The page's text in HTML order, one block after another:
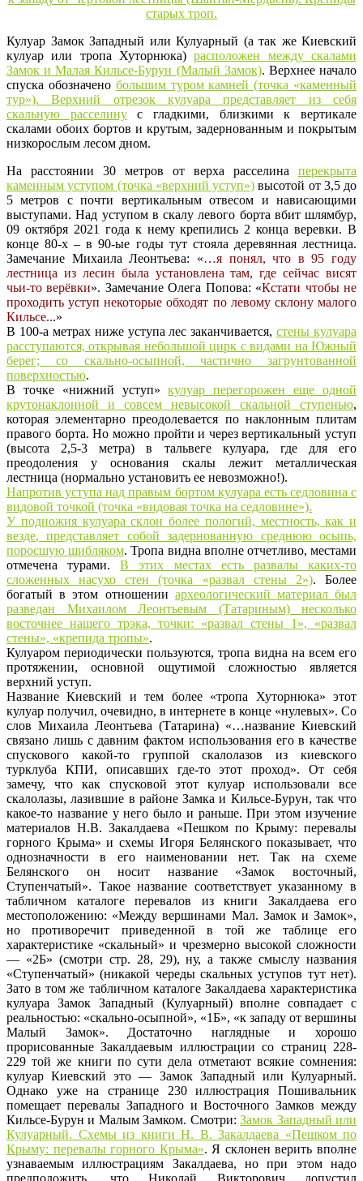
Кулуар Замок Западный или Кулуарный (а так же Киевский
кулуар или тропа Хуторнюка)расположен между скалами
Замок и Малая Кильсе-Бурун (Малый Замок). Верхнее начало
спуска обозначено большим туром камней (точка «каменный
тур»). Верхний отрезок кулуара представляет из себя
скальную расселинус гладкими, близкими к вертикале
скалами обоих бортов и крутым, задернованным и покрытым
низкорослым лесом дном.
На расстоянии 30 метров от верха расселина перекрыта
каменным уступом (точка «верхний уступ») высотой от 3,5 до
5 метров с почти вертикальным отвесом и нависающими
выступами. Над уступом в скалу левого борта вбит шлямбур,
09 октября 2021 года к нему крепились 2 конца веревки. В
конце 80-х – в 90-ые годы тут стояла деревянная лестница.
Замечание Михаила Леонтьева: «…я понял, что в 95 году
лестница из лесин была установлена там, где сейчас висят
чьи-то верёвки». Замечание Олега Попова: «Кстати чтобы не
проходить уступ некоторые обходят по левому склону малого
Кильсе...»
В 100-а метрах ниже уступа лес заканчивается,стены кулуара
расступаются, открывая небольшой цирк с видами на Южный
берег; со скально-осыпной, частично загрунтованной
поверхностью.
В точке «нижний уступ»кулуар перегорожен еще одной
крутонаклонной и совсем невысокой скальной ступенью,
которая элементарно преодолевается по наклонным плитам
правого борта. Но можно пройти и через вертикальный уступ
(высота 2,5-3 метра) в тальвеге кулуара, где для его
преодоления у основания скалы лежит металлическая
лестница (нормально установить ее невозможно!).
Напротив уступа над правым бортом кулуара есть седловина с
видовой точкой (точка «видовая точка на седловине»).
У подножия кулуара склон более пологий, местность, как и
везде, представляет собой задернованную среднюю осыпь,
поросшую шибляком. Тропа видна вполне отчетливо, местами
отмечена турами.В этих местах есть развалы каких-то
сложенных насухо стен (точка «развал стены 2»). Более
богатый в этом отношении археологический материал был
разведан Михаилом Леонтьевым (Татариным) несколько
восточнее нашего трэка, точки: «развал стены 1», «развал
стены», «крепида тропы».
Кулуаром периодически пользуются, тропа видна на всем его
протяжении, основной ощутимой сложностью является
верхний уступ.
Название Киевский и тем более «тропа Хуторнюка» этот
кулуар получил, очевидно, в интернете в конце «нулевых». Со
слов Михаила Леонтьева (Татарина) «…название Киевский
связано лишь с давним фактом использования его в качестве
спускового какой-то группой скалолазов из киевского
турклуба КПИ, описавших где-то этот проход». От себя
замечу, что как спусковой этот кулуар использовали все
скалолазы, лазившие в районе Замка и Кильсе-Бурун, так что
какое-то название у него было и раньше. При этом изучение
материалов Н.В. Закалдаева «Пешком по Крыму: перевалы
горного Крыма» и схемы Игоря Белянского показывает, что
однозначности в его наименовании нет. Так на схеме
Белянского он носит название «Замок восточный,
Ступенчатый». Такое название соответствует указанному в
табличном каталоге перевалов из книги Закалдаева его
местоположению: «Между вершинами Мал. Замок и Замок»,
но противоречит приведенной в той же таблице его
характеристике «скальный» и чрезмерно высокой сложности
— «2Б» (смотри стр. 28, 29), ну, а также смыслу названия
«Ступенчатый» (никакой череды скальных уступов тут нет).
Зато в том же табличном каталоге Закалдаева характеристика
кулуара Замок Западный (Кулуарный) вполне совпадает с
реальностью: «скально-осыпной», «1Б», «к западу от вершины
Малый Замок». Достаточно наглядные и хорошо
прорисованные Закалдаевым иллюстрации со страниц 228-
229 той же книги по сути дела отметают всякие сомнения:
кулуар Киевский это — Замок Западный или Кулуарный.
Однако уже на странице 230 иллюстрация Пошивальник
помещает перевалы Западного и Восточного Замков между
Кильсе-Бурун и Малым Замком. Смотри:Замок Западный или
Кулуарный. Схемы из книги Н. В. Закалдаева «Пешком по
Крыму: перевалы горного Крыма». Я склонен верить вполне
узнаваемым иллюстрациям Закалдаева, но при этом надо
предположить, что Николай Викторович допустил